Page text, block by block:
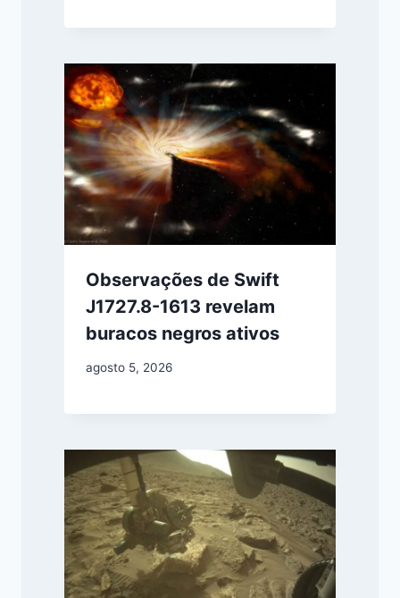
Observações de Swift
J1727.8-1613 revelam
buracos negros ativos
agosto 5, 2026